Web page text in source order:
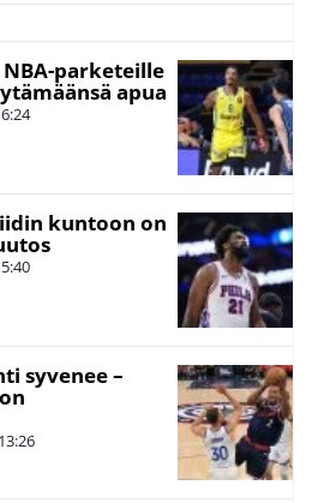
parketeille
apua
kuntoon on
syvenee –
13:26